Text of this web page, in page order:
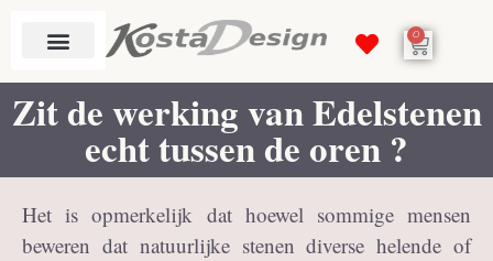
0
Zit de werking van Edelstenen
echt tussen de oren ?
Het is opmerkelijk dat hoewel sommige mensen
beweren dat natuurlijke stenen diverse helende of